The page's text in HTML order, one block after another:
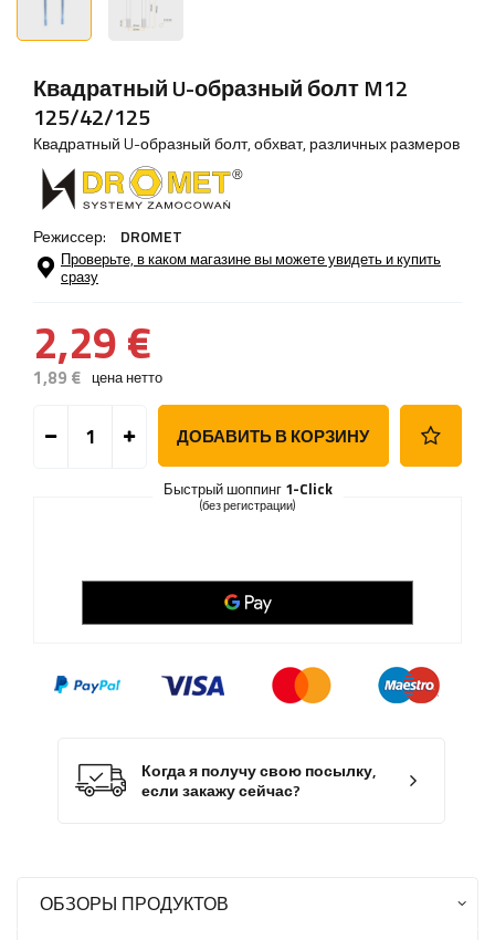
Квадратный U-образный болт M12
125/42/125
Квадратный U-образный болт, обхват, различных размеров
Режиссер: DROMET
Проверьте, в каком магазине вы можете увидеть и купить
сразу
2,29 €
1,89 € цена нетто
ДОБАВИТЬ В КОРЗИНУ
Быстрый шоппинг 1-Click
(без регистрации)
Когда я получу свою посылку,
если закажу сейчас?
ОБЗОРЫ ПРОДУКТОВ